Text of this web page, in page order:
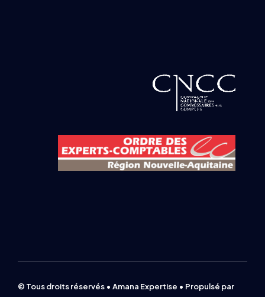
© Tous droits réservés • Amana Expertise • Propulsé par